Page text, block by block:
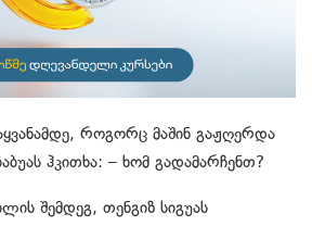
როგორც მაშინ გაჟღერდა
ჰკითხა: – ხომ გადამარჩენთ?
შემდეგ, თენგიზ სიგუას